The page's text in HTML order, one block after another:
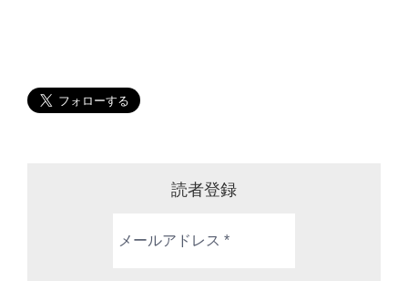
読者登録
ー